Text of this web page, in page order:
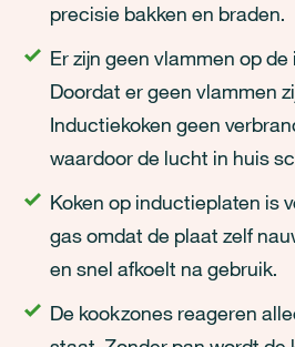
precisie bakken en braden.
Er zijn geen vlammen op
Doordat er geen vlammen
Inductiekoken geen
waardoor de lucht in huis
Koken op inductieplaten is
gas omdat de plaat zelf
en snel afkoelt na gebruik.
De kookzones reageren